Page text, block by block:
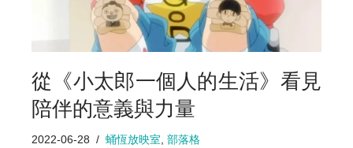
從《小太郎一個人的生活》看見
陪伴的意義與力量
2022-06-28 蛹恆放映室 部落格